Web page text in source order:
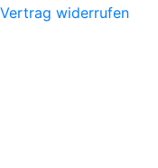
Vertrag widerrufen